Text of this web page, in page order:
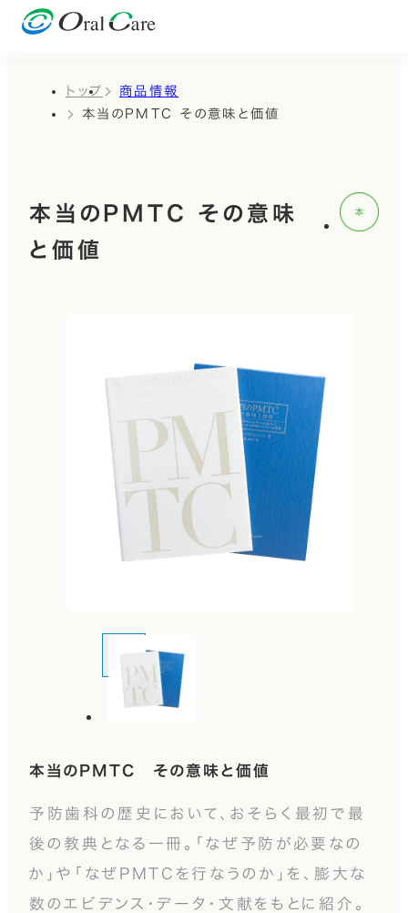
トップ
商品情報
本当のPMTC その意味と価値
本当のPMTC その意味
と価値
本当のPMTC その意味と価値
予防歯科の歴史において、おそらく最初で最
後の教典となる一冊。「なぜ予防が必要なの
か」や「なぜPMTCを行なうのか」を、膨大な
数のエビデンス・データ・文献をもとに紹介。